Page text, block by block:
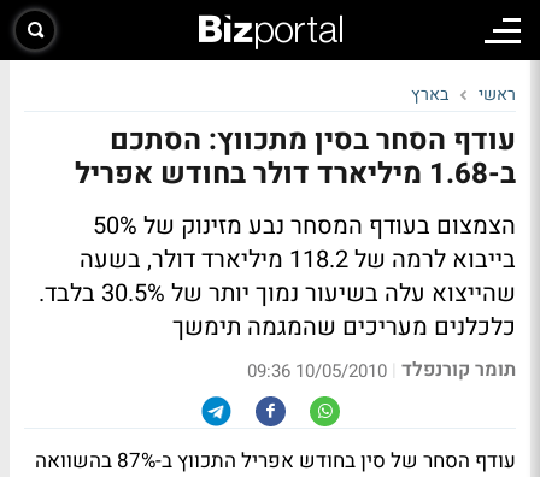
ראשי בארץ
עודף הסחר בסין מתכווץ: הסתכם
ב-1.68 מיליארד דולר בחודש אפריל
הצמצום בעודף המסחר נבע מזינוק של 50%
בייבוא לרמה של 118.2 מיליארד דולר, בשעה
שהייצוא עלה בשיעור נמוך יותר של 30.5% בלבד.
כלכלנים מעריכים שהמגמה תימשך
תומר קורנפלד |
10/05/2010 09:36
עודף הסחר של סין בחודש אפריל התכווץ ב-87% בהשוואה